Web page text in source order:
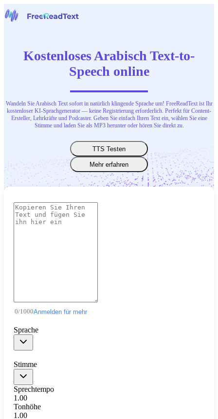
Werkzeuge
Deutsch
Kostenloses Arabisch Text-to-
Speech online
Wandeln Sie Arabisch Text sofort in natürlich klingende Sprache um! FreeReadText ist Ihr
kostenloser KI-Sprachgenerator — keine Registrierung erforderlich. Perfekt für Content-
Ersteller, Lehrkräfte und Podcaster. Geben Sie einfach Ihren Text ein, wählen Sie eine
Stimme und laden Sie als MP3 herunter oder hören Sie direkt zu.
TTS Testen
Mehr erfahren
0/1000Anmelden für mehr
Sprache
Stimme
Sprechtempo
1.00
Tonhöhe
1.00